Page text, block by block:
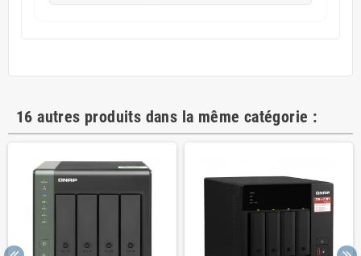
16 autres produits dans la même catégorie :